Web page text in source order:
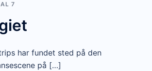
7
har fundet sted på den
på […]